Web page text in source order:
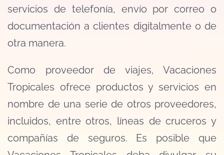
servicios de telefonía, envío por correo o
documentación a clientes digitalmente o de
otra manera.
Como proveedor de viajes, Vacaciones
Tropicales ofrece productos y servicios en
nombre de una serie de otros proveedores,
incluidos, entre otros, líneas de cruceros y
compañías de seguros. Es posible que